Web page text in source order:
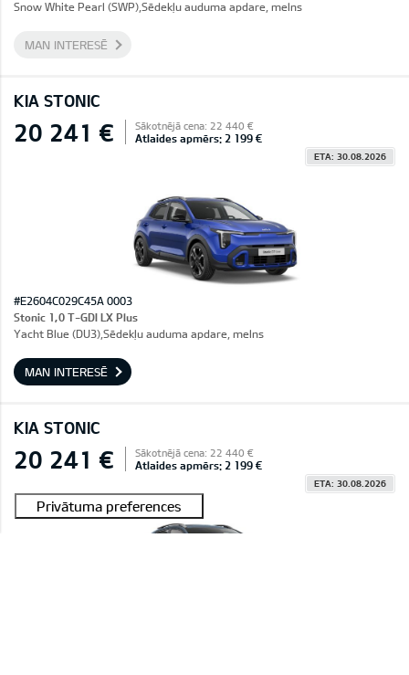
Snow White Pearl (SWP),Sēdekļu auduma apdare, melns
MAN INTERESĒ
KIA STONIC
20 241 € Sākotnējā cena: 22 440 €
Atlaides apmērs: 2 199 €
ETA: 30.08.2026
#E2604C029C45A 0003
Stonic 1,0 T-GDI LX Plus
Yacht Blue (DU3),Sēdekļu auduma apdare, melns
MAN INTERESĒ
KIA STONIC
20 241 € Sākotnējā cena: 22 440 €
Atlaides apmērs: 2 199 €
ETA: 30.08.2026